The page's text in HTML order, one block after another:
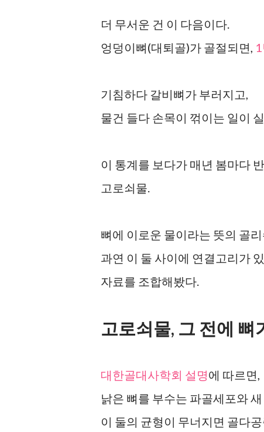
더 무서운 건 이 다음이다.
엉덩이뼈(대퇴골)가 골절되면,
기침하다 갈비뼈가 부러지고,
물건 들다 손목이 꺾이는 일이
이 통계를 보다가 매년 봄마다
고로쇠물.
뼈에 이로운 물이라는 뜻의 골리
과연 이 둘 사이에 연결고리가
자료를 조합해봤다.
고로쇠물, 그 전에
대한골대사학회 설명에 따르면,
낡은 뼈를 부수는 파골세포와
이 둘의 균형이 무너지면 골다